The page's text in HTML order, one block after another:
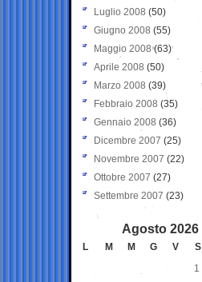
Luglio 2008 (50)
Giugno 2008 (55)
Maggio 2008(63)
Aprile 2008 (50)
Marzo 2008 (39)
Febbraio 2008 (35)
Gennaio 2008 (36)
Dicembre 2007 (25)
Novembre 2007 (22)
Ottobre 2007 (27)
Settembre 2007 (23)
Agosto 2026
L M M G V S
1